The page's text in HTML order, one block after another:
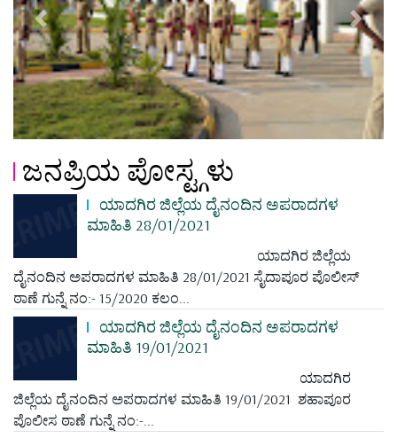
Previous Next
ಜನಪ್ರಿಯ ಪೋಸ್ಟ್ಗಳು
ಯಾದಗಿರ ಜಿಲ್ಲೆಯ ದೈನಂದಿನ ಅಪರಾದಗಳ
ಮಾಹಿತಿ 28/01/2021
ಯಾದಗಿರ ಜಿಲ್ಲೆಯ
ದೈನಂದಿನ ಅಪರಾದಗಳ ಮಾಹಿತಿ 28/01/2021 ಸೈದಾಪೂರ ಪೊಲೀಸ್
ಠಾಣೆ ಗುನ್ನೆ ನಂ:- 15/2020 ಕಲಂ...
ಯಾದಗಿರ ಜಿಲ್ಲೆಯ ದೈನಂದಿನ ಅಪರಾದಗಳ
ಮಾಹಿತಿ 19/01/2021
ಯಾದಗಿರ
ಜಿಲ್ಲೆಯ ದೈನಂದಿನ ಅಪರಾದಗಳ ಮಾಹಿತಿ 19/01/2021 ಶಹಾಪೂರ
ಪೊಲೀಸ ಠಾಣೆ ಗುನ್ನೆ ನಂ:-...